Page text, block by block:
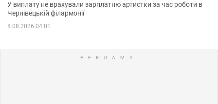
У виплату не врахували зарплатню артистки за час роботи в
Чернівецькій філармонії
8.08.2026 04:01